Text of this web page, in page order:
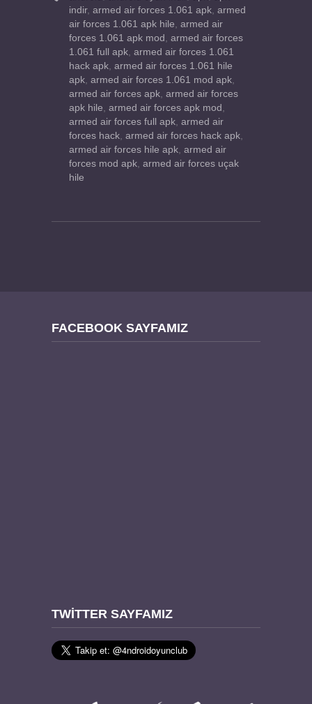
indir, armed air forces 1.061 apk armed
air forces 1.061 apk hile armed air
forces 1.061 apk mod
armed air forces
1.061 full apk armed air forces 1.061
hack apk armed air forces 1.061 hile
apk armed air forces 1.061 mod apk
armed air forces apk armed air forces
apk hile armed air forces apk mod
armed air forces full apk armed air
forces hack armed air forces hack apk
armed air forces hile apk armed air
forces mod apk armed air forces uçak
hile
FACEBOOK SAYFAMIZ
TWITTER SAYFAMIZ